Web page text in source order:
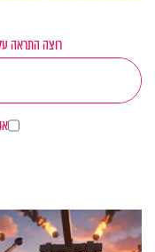
רוצה התראה